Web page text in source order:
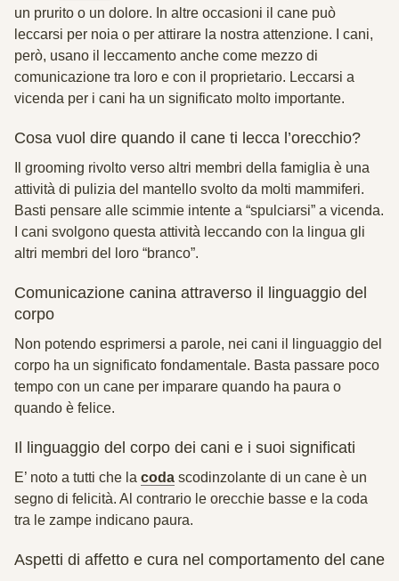
un prurito o un dolore. In altre occasioni il cane può
leccarsi per noia o per attirare la nostra attenzione. I cani,
però, usano il leccamento anche come mezzo di
comunicazione tra loro e con il proprietario. Leccarsi a
vicenda per i cani ha un significato molto importante.
Cosa vuol dire quando il cane ti lecca l’orecchio?
Il grooming rivolto verso altri membri della famiglia è una
attività di pulizia del mantello svolto da molti mammiferi.
Basti pensare alle scimmie intente a “spulciarsi” a vicenda.
I cani svolgono questa attività leccando con la lingua gli
altri membri del loro “branco”.
Comunicazione canina attraverso il linguaggio del
corpo
Non potendo esprimersi a parole, nei cani il linguaggio del
corpo ha un significato fondamentale. Basta passare poco
tempo con un cane per imparare quando ha paura o
quando è felice.
Il linguaggio del corpo dei cani e i suoi significati
E’ noto a tutti che la coda scodinzolante di un cane è un
segno di felicità. Al contrario le orecchie basse e la coda
tra le zampe indicano paura.
Aspetti di affetto e cura nel comportamento del cane